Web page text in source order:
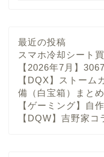
最近の投稿
スマホ冷却シート
【2026年7月】
【DQX】ストーム
備（白宝箱）まとめ
【ゲーミング】自
【DQW】吉野家コ